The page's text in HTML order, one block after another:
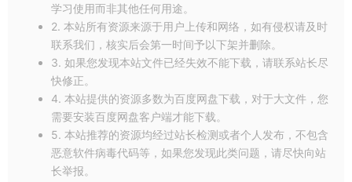
使用指南
系统要求：为了确保软件的正常运行，用户需确保系统为
Windows 10至Windows 11的64位版本，并安装最新版本
的Microsoft Visual C++ 2005至2019。
安装方式
学习使用而非其他任何用途。
2. 本站所有资源来源于用户上传和网络，如有侵权请及时
联系我们，核实后会第一时间予以下架并删除。
3. 如果您发现本站文件已经失效不能下载，请联系站长尽
快修正。
4. 本站提供的资源多数为百度网盘下载，对于大文件，您
需要安装百度网盘客户端才能下载。
5. 本站推荐的资源均经过站长检测或者个人发布，不包含
恶意软件病毒代码等，如果您发现此类问题，请尽快向站
长举报。